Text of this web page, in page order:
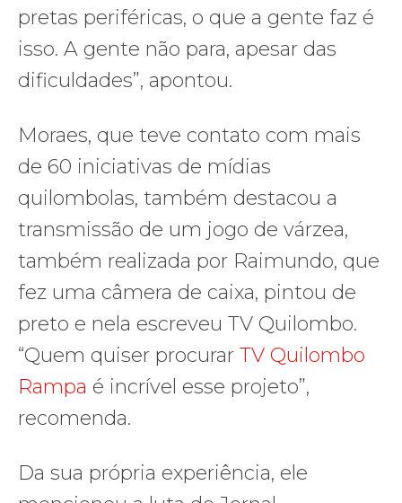
pretas periféricas, o que a gente faz é
isso. A gente não para, apesar das
dificuldades”, apontou.
Moraes, que teve contato com mais
de 60 iniciativas de mídias
quilombolas, também destacou a
transmissão de um jogo de várzea,
também realizada por Raimundo, que
fez uma câmera de caixa, pintou de
preto e nela escreveu TV Quilombo.
“Quem quiser procurar TV Quilombo
Rampa é incrível esse projeto”,
recomenda.
Da sua própria experiência, ele